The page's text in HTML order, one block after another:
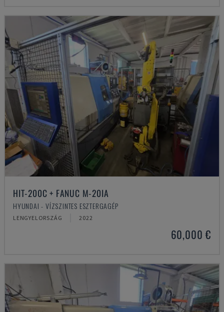
HIT-200C + FANUC M-20IA
HYUNDAI - VÍZSZINTES ESZTERGAGÉP
LENGYELORSZÁG 2022
60,000 €